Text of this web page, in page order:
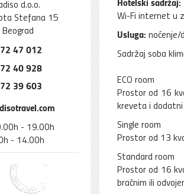
Wi-Fi internet u
Usluga: noćenje/
Sadržaj soba
ECO room
Prostor od 16
kreveta i dodatni
Single room
Prostor od 13
Standard room
Prostor od 16
bračnim ili
d.o.o.
Stefana 15
47 012
40 928
39 603
- 19.00h
- 14.00h